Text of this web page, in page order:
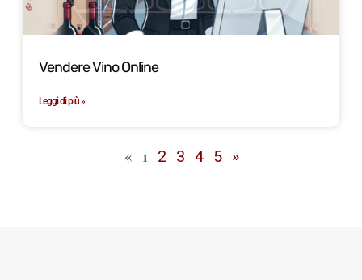
Vendere Vino Online
Leggi di più »
« 1 2 3 4 5 »